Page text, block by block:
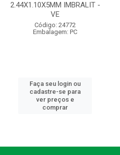
2.44X1.10X5MM IMBRALIT -
VE
Código: 24772
Embalagem: PC
Faça seu login ou
cadastre-se para
ver preços e
comprar